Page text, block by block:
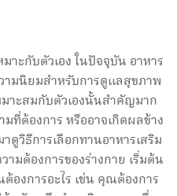
าะกับตัวเอง ในปัจจุบัน อาหาร
ามนิยมสำหรับการดูแลสุขภาพ
มาะสมกับตัวเองนั้นสำคัญมาก
ที่ต้องการ หรืออาจเกิดผลข้าง
ดูวิธีการเลือกทานอาหารเสริม
มต้องการของร่างกาย เริ่มต้น
องการอะไร เช่น คุณต้องการ